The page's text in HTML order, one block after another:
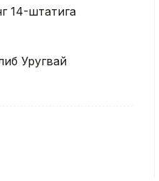
14-штатига
Уругвай